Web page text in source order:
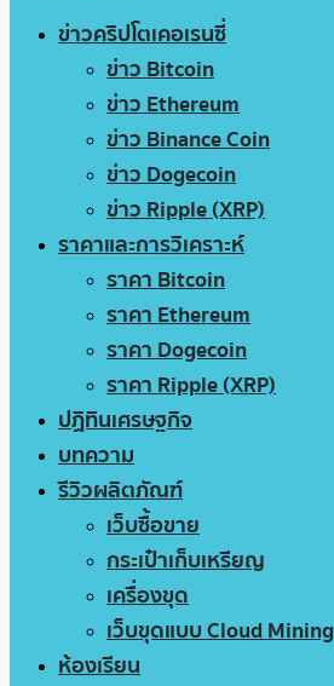
ข่าวคริปโตเคอเรนซี่
ข่าว Bitcoin
ข่าว Ethereum
ข่าว Binance Coin
ข่าว Dogecoin
ข่าว Ripple (XRP)
ราคาและการวิเคราะห์
ราคา Bitcoin
ราคา Ethereum
ราคา Dogecoin
ราคา Ripple (XRP)
ปฏิทินเศรษฐกิจ
บทความ
รีวิวผลิตภัณฑ์
เว็บซื้อขาย
กระเป๋าเก็บเหรียญ
เครื่องขุด
เว็บขุดแบบ Cloud Mining
ห้องเรียน